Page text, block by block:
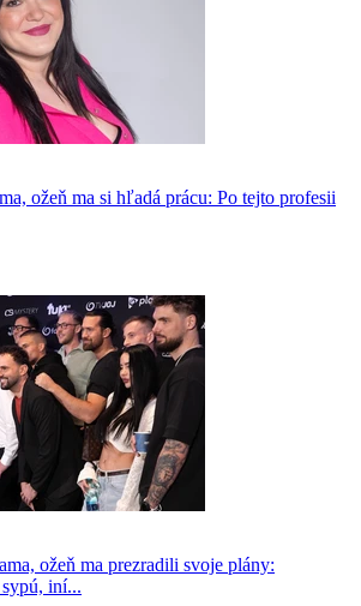
ožeň ma si hľadá prácu: Po tejto profesii
ožeň ma prezradili svoje plány:
iní...